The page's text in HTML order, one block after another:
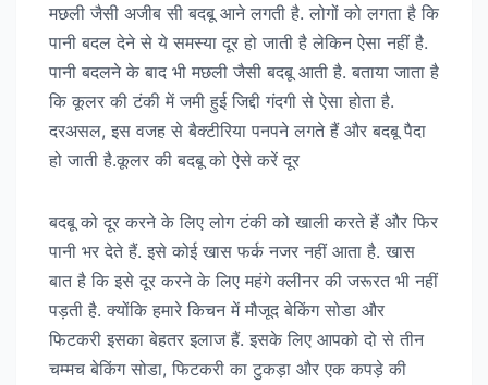
मछली जैसी अजीब सी बदबू आने लगती है. लोगों को लगता है कि
पानी बदल देने से ये समस्या दूर हो जाती है लेकिन ऐसा नहीं है.
पानी बदलने के बाद भी मछली जैसी बदबू आती है. बताया जाता है
कि कूलर की टंकी में जमी हुई जिद्दी गंदगी से ऐसा होता है.
दरअसल, इस वजह से बैक्टीरिया पनपने लगते हैं और बदबू पैदा
हो जाती है.कूलर की बदबू को ऐसे करें दूर
बदबू को दूर करने के लिए लोग टंकी को खाली करते हैं और फिर
पानी भर देते हैं. इसे कोई खास फर्क नजर नहीं आता है. खास
बात है कि इसे दूर करने के लिए महंगे क्लीनर की जरूरत भी नहीं
पड़ती है. क्योंकि हमारे किचन में मौजूद बेकिंग सोडा और
फिटकरी इसका बेहतर इलाज हैं. इसके लिए आपको दो से तीन
चम्मच बेकिंग सोडा, फिटकरी का टुकड़ा और एक कपड़े की